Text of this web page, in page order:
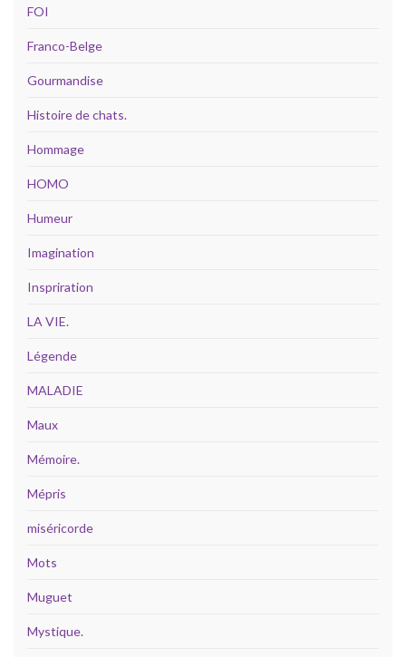
FOI
Franco-Belge
Gourmandise
Histoire de chats.
Hommage
HOMO
Humeur
Imagination
Inspriration
LA VIE.
Légende
MALADIE
Maux
Mémoire.
Mépris
miséricorde
Mots
Muguet
Mystique.